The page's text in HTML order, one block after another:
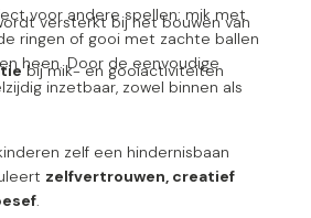
versterkt bij het bouwen van
bij mik- en gooiactiviteiten
voor andere spellen: mik met
ringen of gooi met zachte ballen
heen. Door de eenvoudige
inzetbaar, zowel binnen als
zelf een hindernisbaan
zelfvertrouwen, creatief
.